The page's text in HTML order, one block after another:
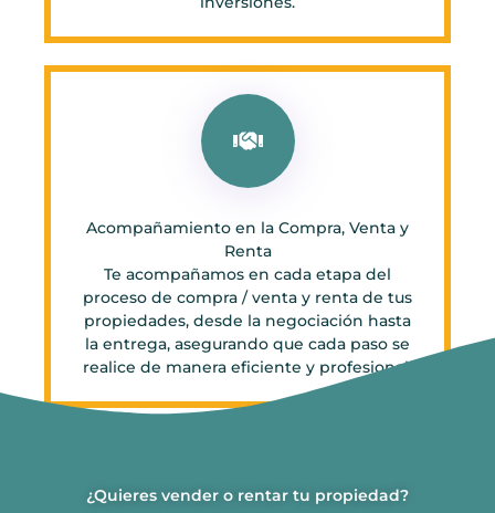
Acompañamiento en la Compra, Venta y
Renta
Te acompañamos en cada etapa del
proceso de compra / venta y renta de tus
propiedades, desde la negociación hasta
la entrega, asegurando que cada paso se
realice de manera eficiente y profesional.
¿Quieres vender o rentar tu propiedad?